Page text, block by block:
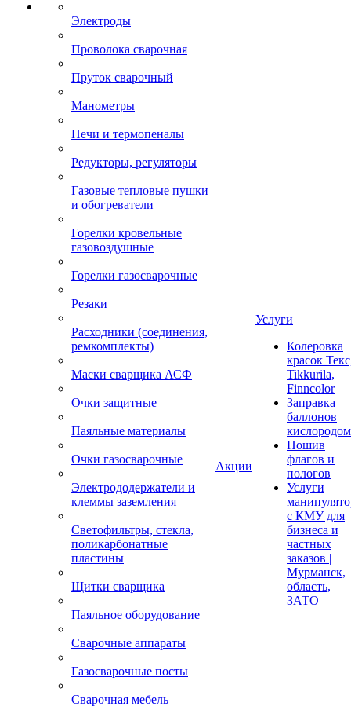
Электроды
Проволока сварочная
Пруток сварочный
Манометры
Печи и термопеналы
Редукторы, регуляторы
Газовые тепловые пушки
и обогреватели
Горелки кровельные
газовоздушные
Горелки газосварочные
Резаки
Расходники (соединения,
ремкомплекты)
Маски сварщика АСФ
Очки защитные
Паяльные материалы
Очки газосварочные
Электрододержатели и
клеммы заземления
Светофильтры, стекла,
поликарбонатные
пластины
Щитки сварщика
Паяльное оборудование
Сварочные аппараты
Газосварочные посты
Сварочная мебель
Акции
Услуги
Колеровка
красок
Tikkurila,
Finncolor
Заправка
баллонов
кислородом
Пошив
флагов и
пологов
Услуги
с КМУ для
бизнеса и
частных
заказов |
Мурманск,
область,
ЗАТО